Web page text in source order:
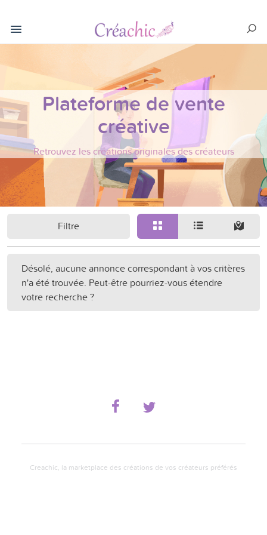
Plateforme de vente
créative
Retrouvez les créations originales des créateurs
Filtre
Désolé, aucune annonce correspondant à vos critères
n'a été trouvée. Peut-être pourriez-vous étendre
votre recherche ?
Creachic, la marketplace des créations de vos créateurs préférés